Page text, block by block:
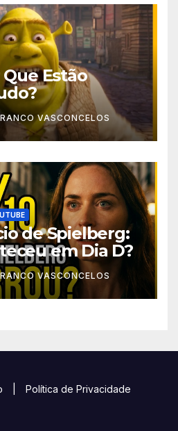
Estão
VASCONCELOS
de Spielberg:
em Dia D?
VASCONCELOS
Política de Privacidade